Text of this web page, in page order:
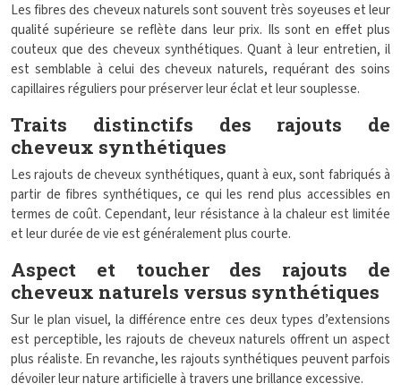
Les fibres des cheveux naturels sont souvent très soyeuses et leur
qualité supérieure se reflète dans leur prix. Ils sont en effet plus
couteux que des cheveux synthétiques. Quant à leur entretien, il
est semblable à celui des cheveux naturels, requérant des soins
capillaires réguliers pour préserver leur éclat et leur souplesse.
Traits distinctifs des rajouts de
cheveux synthétiques
Les rajouts de cheveux synthétiques, quant à eux, sont fabriqués à
partir de fibres synthétiques, ce qui les rend plus accessibles en
termes de coût. Cependant, leur résistance à la chaleur est limitée
et leur durée de vie est généralement plus courte.
Aspect et toucher des rajouts de
cheveux naturels versus synthétiques
Sur le plan visuel, la différence entre ces deux types d’extensions
est perceptible, les rajouts de cheveux naturels offrent un aspect
plus réaliste. En revanche, les rajouts synthétiques peuvent parfois
dévoiler leur nature artificielle à travers une brillance excessive.